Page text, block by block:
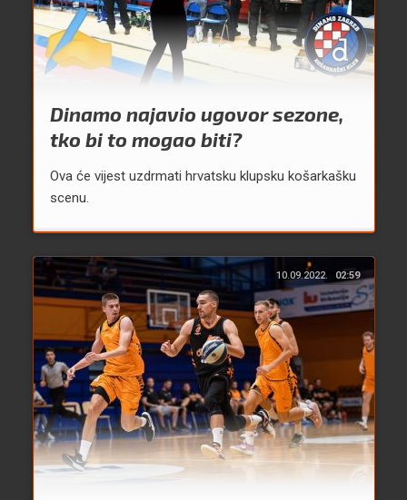
Dinamo najavio ugovor sezone,
tko bi to mogao biti?
Ova će vijest uzdrmati hrvatsku klupsku košarkašku
scenu.
10.09.2022. 02:59